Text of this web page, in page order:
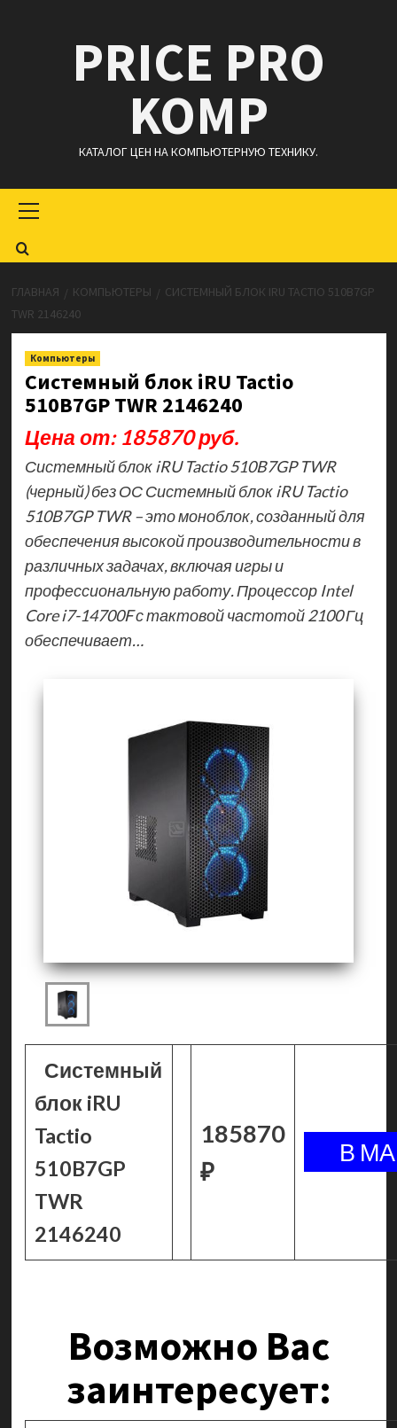
содержимомуPRICE PRO
KOMP
КАТАЛОГ ЦЕН НА КОМПЬЮТЕРНУЮ ТЕХНИКУ.
меню
ГЛАВНАЯ КОМПЬЮТЕРЫ
СИСТЕМНЫЙ БЛОК IRU TACTIO 510B7GP
TWR 2146240
Компьютеры
Системный блок iRU Tactio
510B7GP TWR 2146240
Цена от: 185870 руб.
Системный блок iRU Tactio 510B7GP TWR
(черный) без ОС Системный блок iRU Tactio
510B7GP TWR – это моноблок, созданный для
обеспечения высокой производительности в
различных задачах, включая игры и
профессиональную работу. Процессор Intel
Core i7-14700F с тактовой частотой 2100 Гц
обеспечивает…
Системный
блок iRU
Tactio
510B7GP
TWR
2146240
185870
₽
Возможно Вас
заинтересует: